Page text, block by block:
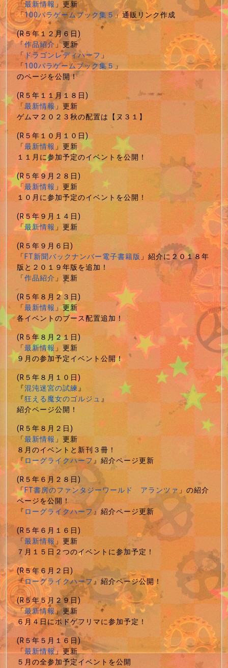
「最新情報」更新
「100パラゲームブック集５」通販リンク作成
(R５年１２月６日)
「作品紹介」更新
「ドラゴンレディハーフ」
「100パラゲームブック集５」
のページを公開！
(R５年１１月１８日)
「最新情報」更新
ゲムマ２０２３秋の配置は【ヌ３１】
(R５年１０月１０日)
「最新情報」更新
１１月に参加予定のイベントを公開！
(R５年９月２８日)
「最新情報」更新
１０月に参加予定のイベントを公開！
(R５年９月１４日)
「最新情報」更新
(R５年９月６日)
「FT新聞バックナンバー電子書籍版」紹介に２０１８年
版と２０１９年版を追加！
「作品紹介」更新
(R５年８月２３日)
「最新情報」更新
各イベントのブース配置追加！
(R５年８月２１日)
「最新情報」更新
９月の参加予定イベント公開！
(R５年８月１０日)
『混沌迷宮の試練』
『狂える魔女のゴルジュ』
紹介ページ公開！
(R５年８月２日)
「最新情報」更新
８月のイベントと新刊３冊！
『ローグライクハーフ』紹介ページ更新
(R５年６月２８日)
「FT書房のファンタジーワールド アランツァ」の紹介
ページを公開！
『ローグライクハーフ』紹介ページ更新
(R５年６月１６日)
「最新情報」更新
７月１５日２つのイベントに参加予定！
(R５年６月２日)
『ローグライクハーフ』紹介ページ公開！
(R５年５月２９日)
「最新情報」更新
６月４日にボドゲフリマに参加予定！
(R５年５月１６日)
「最新情報」更新
５月の全参加予定イベントを公開